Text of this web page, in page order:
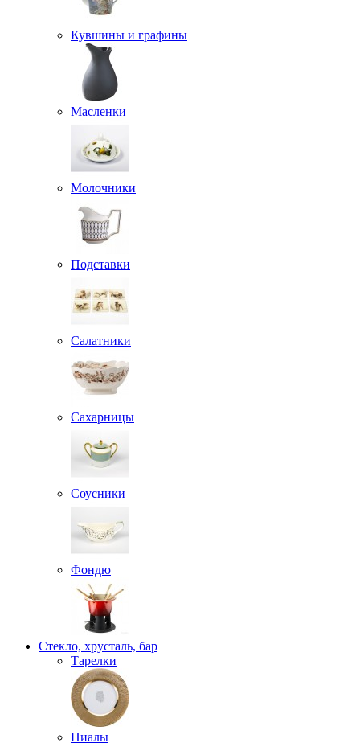
Кувшины и графины
Масленки
Молочники
Подставки
Салатники
Сахарницы
Соусники
Фондю
Стекло, хрусталь, бар
Тарелки
Пиалы